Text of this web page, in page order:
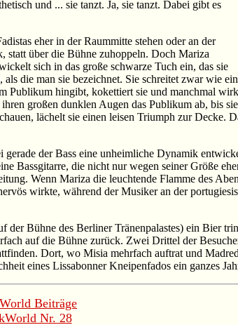
und ... sie tanzt. Ja, sie tanzt. Dabei gibt es
eher in der Raummitte stehen oder an der
statt über die Bühne zuhoppeln. Doch Mariza
sich in das große schwarze Tuch ein, das sie
die man sie bezeichnet. Sie schreitet zwar wie ein
Publikum hingibt, kokettiert sie und manchmal
großen dunklen Augen das Publikum ab, bis
lächelt sie einen leisen Triumph zur Decke.
der Bass eine unheimliche Dynamik
Bassgitarre, die nicht nur wegen seiner Größe
Wenn Mariza die leuchtende Flamme des
wirkte, während der Musiker an der
Bühne des Berliner Tränenpalastes) ein Bier
auf die Bühne zurück. Zwei Drittel der
Dort, wo Misia mehrfach auftrat und
eines Lissabonner Kneipenfados ein ganzes
Beiträge
Nr. 28